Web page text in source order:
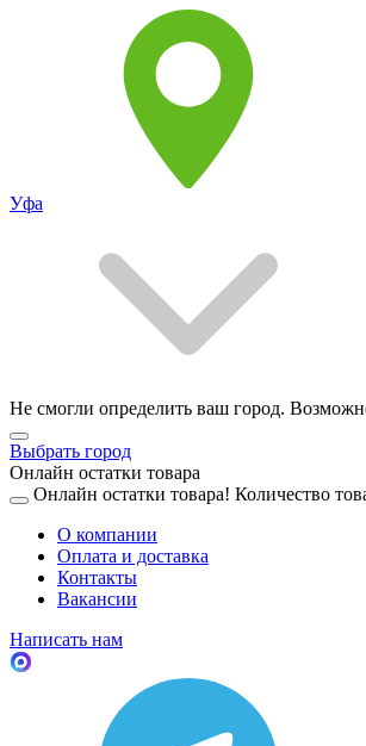
Уфа
Не смогли определить ваш город.
Выбрать город
Онлайн остатки товара
Онлайн остатки товара! Количество
О компании
Оплата и доставка
Контакты
Вакансии
Написать нам